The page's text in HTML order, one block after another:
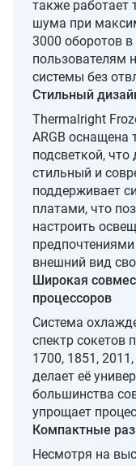
также работает
шума при
3000 оборотов
пользователям
системы без
Стильный
Thermalright
ARGB оснащена
подсветкой,
стильный и
поддерживает
платами, что
настроить
внешний вид
Широкая
процессоров
Система
спектр сокетов
1700, 1851,
делает её
большинства
упрощает
Компактные
Несмотря на